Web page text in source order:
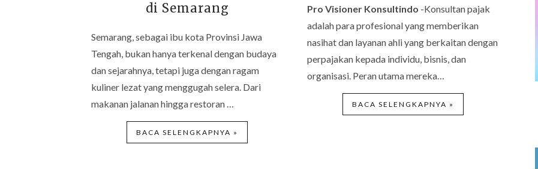
di Semarang
Semarang, sebagai ibu kota Provinsi Jawa
Tengah, bukan hanya terkenal dengan budaya
dan sejarahnya, tetapi juga dengan ragam
kuliner lezat yang menggugah selera. Dari
makanan jalanan hingga restoran …
BACA SELENGKAPNYA »
Pro Visioner Konsultindo -Konsultan pajak
adalah para profesional yang memberikan
nasihat dan layanan ahli yang berkaitan dengan
perpajakan kepada individu, bisnis, dan
organisasi. Peran utama mereka…
BACA SELENGKAPNYA »